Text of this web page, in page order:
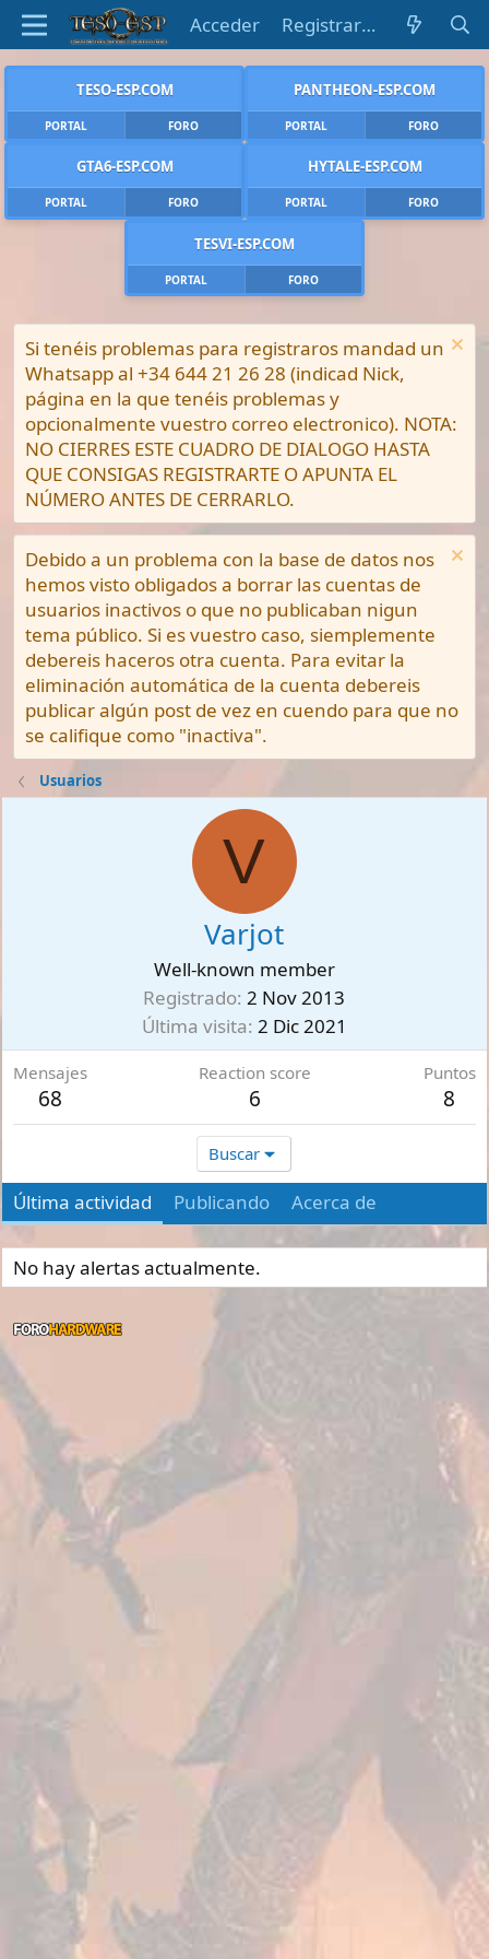
Acceder Registrarse
TESO-ESP.COM
PORTAL FORO
PANTHEON-ESP.COM
PORTAL FORO
GTA6-ESP.COM
PORTAL FORO
HYTALE-ESP.COM
PORTAL FORO
TESVI-ESP.COM
PORTAL FORO
Si tenéis problemas para registraros mandad un
Whatsapp al +34 644 21 26 28 (indicad Nick,
página en la que tenéis problemas y
opcionalmente vuestro correo electronico). NOTA:
NO CIERRES ESTE CUADRO DE DIALOGO HASTA
QUE CONSIGAS REGISTRARTE O APUNTA EL
NÚMERO ANTES DE CERRARLO.
Debido a un problema con la base de datos nos
hemos visto obligados a borrar las cuentas de
usuarios inactivos o que no publicaban nigun
tema público. Si es vuestro caso, siemplemente
debereis haceros otra cuenta. Para evitar la
eliminación automática de la cuenta debereis
publicar algún post de vez en cuendo para que no
se califique como "inactiva".
Usuarios
V
Varjot
Well-known member
Registrado 2 Nov 2013
Última visita 2 Dic 2021
Mensajes
68
Reaction score
6
Puntos
8
Buscar
Última actividad Publicando Acerca de
No hay alertas actualmente.